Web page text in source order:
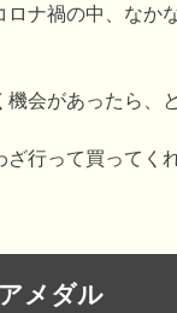
ナ禍の中、なか
会があったら、
行って買ってく
メダル